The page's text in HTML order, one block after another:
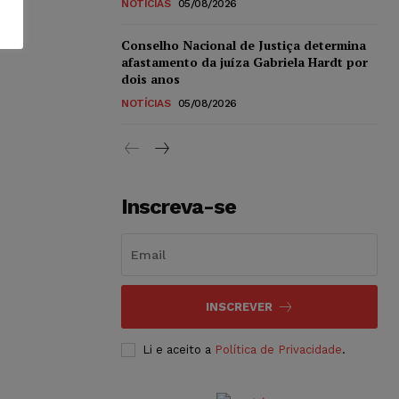
NOTÍCIAS 05/08/2026
Conselho Nacional de Justiça determina
afastamento da juíza Gabriela Hardt por
dois anos
NOTÍCIAS 05/08/2026
Inscreva-se
INSCREVER
Li e aceito a Política de Privacidade.